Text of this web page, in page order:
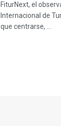
FiturNext, el
Internacional de
que centrarse, ...